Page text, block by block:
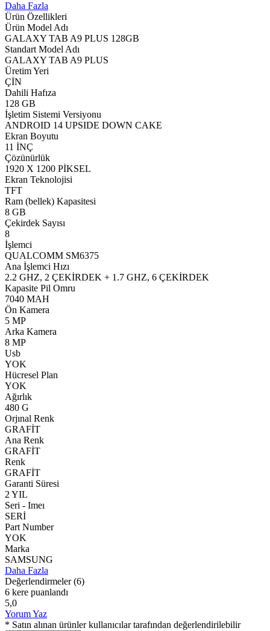
Daha Fazla
Ürün Özellikleri
Ürün Model Adı
GALAXY TAB A9 PLUS 128GB
Standart Model Adı
GALAXY TAB A9 PLUS
Üretim Yeri
ÇİN
Dahili Hafıza
128 GB
İşletim Sistemi Versiyonu
ANDROID 14 UPSIDE DOWN CAKE
Ekran Boyutu
11 İNÇ
Çözünürlük
1920 X 1200 PİKSEL
Ekran Teknolojisi
TFT
Ram (bellek) Kapasitesi
8 GB
Çekirdek Sayısı
8
İşlemci
QUALCOMM SM6375
Ana İşlemci Hızı
2.2 GHZ, 2 ÇEKİRDEK + 1.7 GHZ, 6 ÇEKİRDEK
Kapasite Pil Omru
7040 MAH
Ön Kamera
5 MP
Arka Kamera
8 MP
Usb
YOK
Hücresel Plan
YOK
Ağırlık
480 G
Orjınal Renk
GRAFİT
Ana Renk
GRAFİT
Renk
GRAFİT
Garanti Süresi
2 YIL
Seri - Imeı
SERİ
Part Number
YOK
Marka
SAMSUNG
Daha Fazla
Değerlendirmeler (6)
6 kere puanlandı
5,0
Yorum Yaz
* Satın alınan ürünler kullanıcılar tarafından değerlendirilebilir